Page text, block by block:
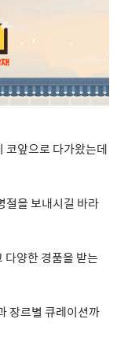
코앞으로 다가왔는데
절을 보내시길 바라
다양한 경품을 받는
장르별 큐레이션까